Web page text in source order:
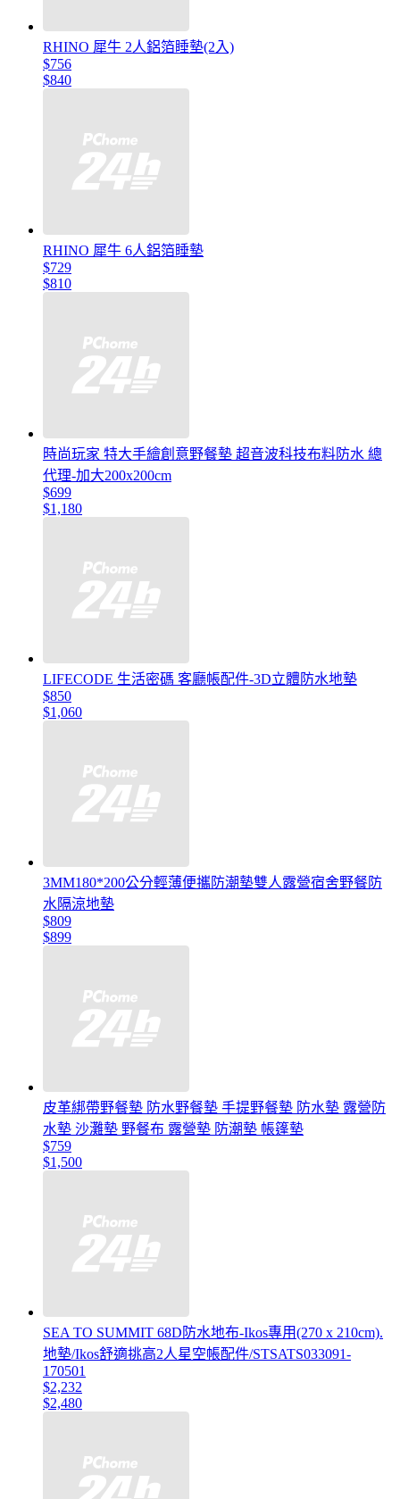
RHINO 犀牛 2人鋁箔睡墊(2入)
$756
$840
RHINO 犀牛 6人鋁箔睡墊
$729
$810
時尚玩家 特大手繪創意野餐墊 超音波科技布料防水 總
代理-加大200x200cm
$699
$1,180
LIFECODE 生活密碼 客廳帳配件-3D立體防水地墊
$850
$1,060
3MM180*200公分輕薄便攜防潮墊雙人露營宿舍野餐防
水隔涼地墊
$809
$899
皮革綁帶野餐墊 防水野餐墊 手提野餐墊 防水墊 露營防
水墊 沙灘墊 野餐布 露營墊 防潮墊 帳篷墊
$759
$1,500
SEA TO SUMMIT 68D防水地布-Ikos專用(270 x 210cm).
地墊/Ikos舒適挑高2人星空帳配件/STSATS033091-
170501
$2,232
$2,480